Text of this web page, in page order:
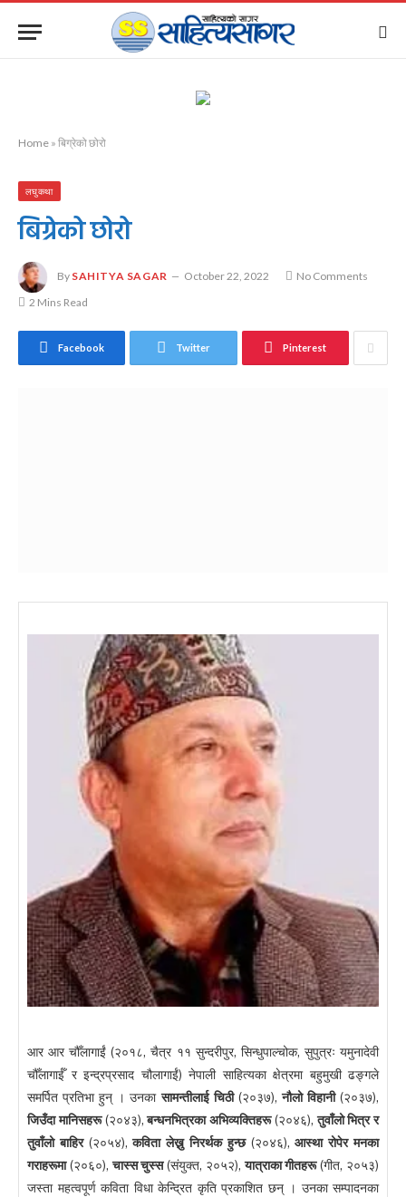
Home » बिग्रेको छोरो
लघुकथा
बिग्रेको छोरो
By SAHITYA SAGAR October 22, 2022
No Comments
2 Mins Read
Facebook Twitter Pinterest
आर आर चौँलागाईं (२०१८, चैत्र ११ सुन्दरीपुर, सिन्धुपाल्चोक, सुपुत्रः यमुनादेवी
चौँलागाईँ र इन्द्रप्रसाद चौलागाईं) नेपाली साहित्यका क्षेत्रमा बहुमुखी ढङ्गले
समर्पित प्रतिभा हुन् । उनकासामन्तीलाई चिठी(२०३७),नौलो विहानी(२०३७),
जिउँदा मानिसहरू(२०४३),बन्धनभित्रका अभिव्यक्तिहरू(२०४६),तुवाँलो भित्र र
तुवाँलो बाहिर(२०५४),कविता लेख्नु निरर्थक हुन्छ(२०४६),आस्था रोपेर मनका
गराहरूमा(२०६०),चास्स चुस्स(संयुक्त, २०५२),यात्राका गीतहरू(गीत, २०५३)
जस्ता महत्वपूर्ण कविता विधा केन्द्रित कृति प्रकाशित छन् । उनका सम्पादनका